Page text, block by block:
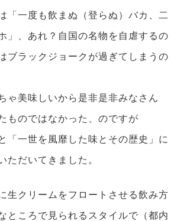
「一度も飲まぬ（登らぬ）バカ、二
」、あれ？自国の名物を自虐するの
ブラックジョークが過ぎてしまうの
ゃ美味しいから是非是非みなさん
ものではなかった、のですが
「一世を風靡した味とその歴史」に
ただいてきました。
生クリームをフロートさせる飲み方
ところで見られるスタイルで（都内